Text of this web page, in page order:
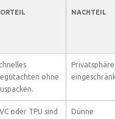
NACHTEIL
ohne
Privatsphäre
oder TPU sind
Dünne